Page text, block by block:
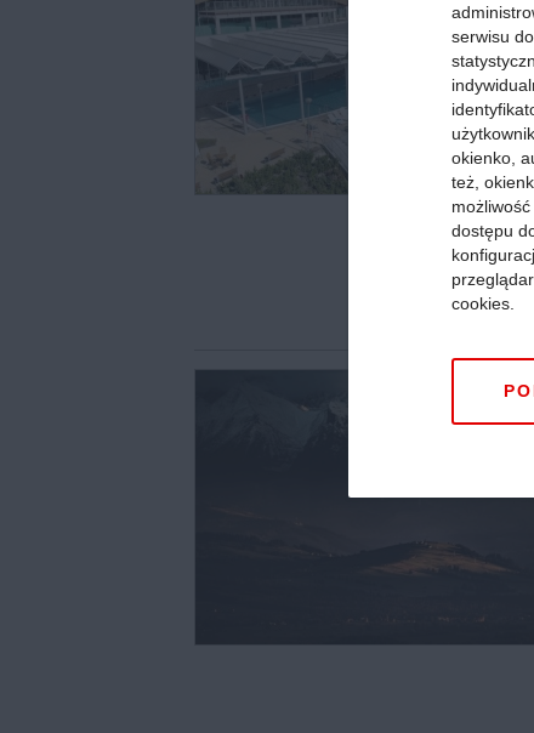
serwisu
okienko,
też,
dostępu
cookies.